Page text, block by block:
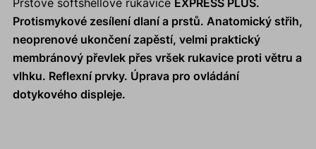
Prstové softshellové rukavice EXPRESS PLUS.
Protismykové zesílení dlaní a prstů. Anatomický střih,
neoprenové ukončení zapěstí, velmi praktický
membránový převlek přes vršek rukavice proti větru a
vlhku. Reflexní prvky. Úprava pro ovládání
dotykového displeje.